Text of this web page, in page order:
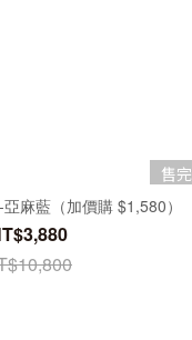
售完
麻藍（加價購 $1,580）